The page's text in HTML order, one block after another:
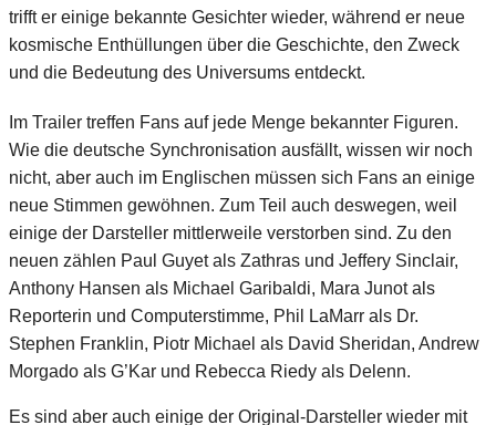
trifft er einige bekannte Gesichter wieder, während er neue
kosmische Enthüllungen über die Geschichte, den Zweck
und die Bedeutung des Universums entdeckt.
Im Trailer treffen Fans auf jede Menge bekannter Figuren.
Wie die deutsche Synchronisation ausfällt, wissen wir noch
nicht, aber auch im Englischen müssen sich Fans an einige
neue Stimmen gewöhnen. Zum Teil auch deswegen, weil
einige der Darsteller mittlerweile verstorben sind. Zu den
neuen zählen Paul Guyet als Zathras und Jeffery Sinclair,
Anthony Hansen als Michael Garibaldi, Mara Junot als
Reporterin und Computerstimme, Phil LaMarr als Dr.
Stephen Franklin, Piotr Michael als David Sheridan, Andrew
Morgado als G’Kar und Rebecca Riedy als Delenn.
Es sind aber auch einige der Original-Darsteller wieder mit